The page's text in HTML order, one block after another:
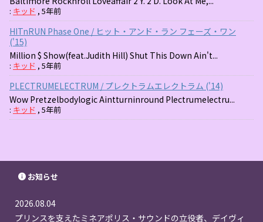
: キッド , 5年前
HITnRUN Phase One / ヒット・アンド・ラン フェーズ・ワン
('15)
Million $ Show(feat.Judith Hill) Shut This Down Ain't...
: キッド , 5年前
PLECTRUMELECTRUM / プレクトラムエレクトラム ('14)
Wow Pretzelbodylogic Aintturninround Plectrumelectru...
: キッド , 5年前
お知らせ
2026.08.04
プリンスを支えたミネアポリス・サウンドの立役者、デイヴィ